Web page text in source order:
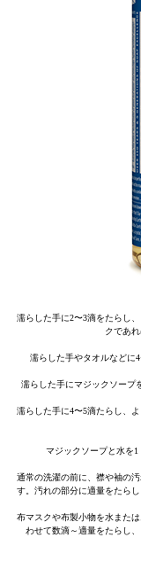
濡らした手に2〜3滴をたらし
クであ
濡らした手やタオルなどに
濡らした手にマジックソープ
濡らした手に4〜5滴たらし、
マジックソープと水を1
通常の洗濯の前に、襟や袖の
す。汚れの部分に適量をたら
布マスクや布製小物を水また
わせて数滴～適量をたらし